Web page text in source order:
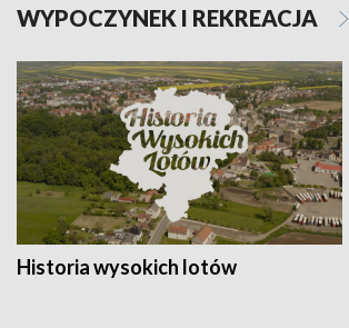
WYPOCZYNEK I REKREACJA
Historia wysokich lotów